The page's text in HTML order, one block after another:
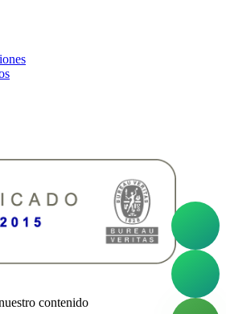
contenido